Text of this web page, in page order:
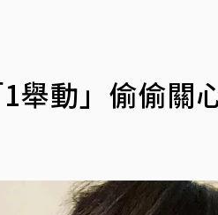
舉動」偷偷關